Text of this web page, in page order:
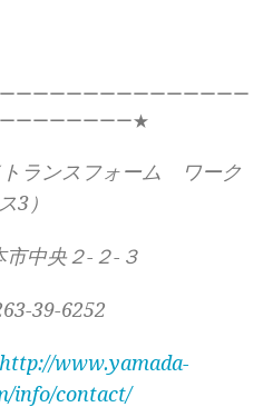
ーーーーーーーーーーーーーー
ーーーーーーー★
ランスフォーム ワーク
ス3）
市中央２-２-３
39-6252
http://www.yamada-
info/contact/